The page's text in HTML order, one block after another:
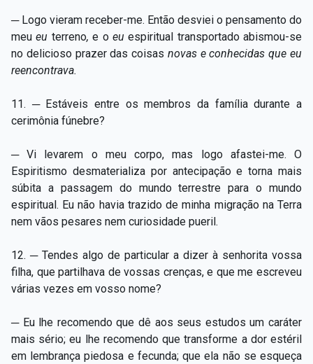
─ Logo vieram receber-me. Então desviei o pensamento do
meueu terreno,e o euespiritual transportado abismou-se
no delicioso prazer das coisas novas e conhecidas que eu
reencontrava.
11. ─ Estáveis entre os membros da família durante a
cerimônia fúnebre?
─ Vi levarem o meu corpo, mas logo afastei-me. O
Espiritismo desmaterializa por antecipação e torna mais
súbita a passagem do mundo terrestre para o mundo
espiritual. Eu não havia trazido de minha migração na Terra
nem vãos pesares nem curiosidade pueril.
12. ─ Tendes algo de particular a dizer à senhorita vossa
filha, que partilhava de vossas crenças, e que me escreveu
várias vezes em vosso nome?
─ Eu lhe recomendo que dê aos seus estudos um caráter
mais sério; eu lhe recomendo que transforme a dor estéril
em lembrança piedosa e fecunda; que ela não se esqueça